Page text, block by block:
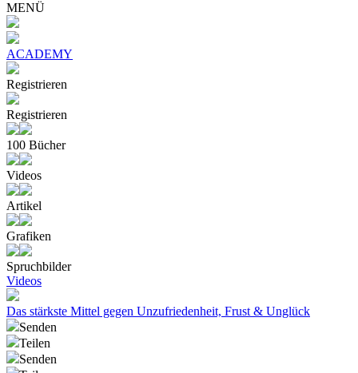
MENÜ
ACADEMY
Registrieren
Registrieren
100 Bücher
Videos
Artikel
Grafiken
Spruchbilder
Videos
Das stärkste Mittel gegen Unzufriedenheit, Frust & Unglück
Senden
Teilen
Senden